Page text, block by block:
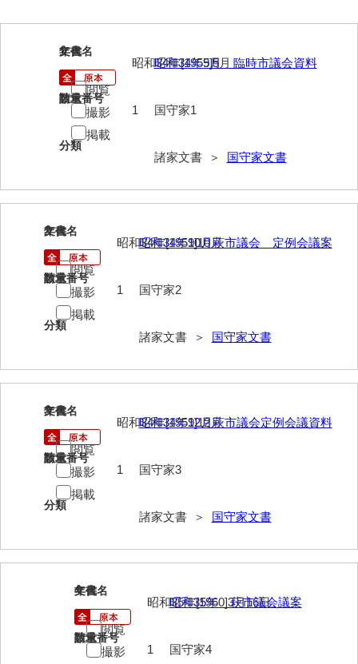
井上家文書（宇部市）
井上家文書（大和町）
井上家文書（防府市）
井上家文書（徳山市）
今井家文書
今川家文書
入江九一文書
岩崎家文書（秋芳町）
上田家文書（防府市）
上田家文書（横浜市）
上野竹逸文書
上松氏収集文書
内田家文書（豊中市）
内田家文書（防府市）
1
文書名
昭和34年5月 臨時市議会資料
請求番号
国守家1
分類
諸家文書 ＞ 国守家文書
年代
昭和34年[1959]5月
数量
1
閲覧
撮影
掲載
2
文書名
昭和34年10月萩市議会 定例会議案
請求番号
国守家2
分類
諸家文書 ＞ 国守家文書
年代
昭和34年[1959]10月
数量
1
閲覧
撮影
掲載
3
文書名
昭和34年12月萩市議会定例会議資料
請求番号
国守家3
分類
諸家文書 ＞ 国守家文書
年代
昭和34年[1959]12月
数量
1
閲覧
撮影
掲載
4
文書名
昭和35年 萩市議会議案
請求番号
国守家4
年代
昭和35年[1960]3月16日
数量
1
閲覧
撮影